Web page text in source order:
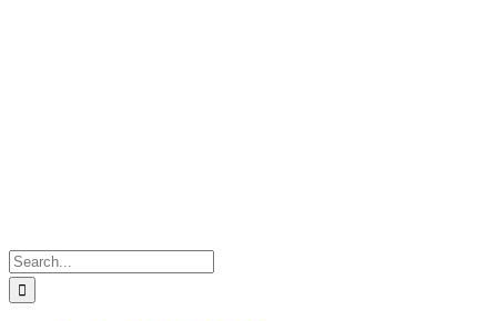
for: